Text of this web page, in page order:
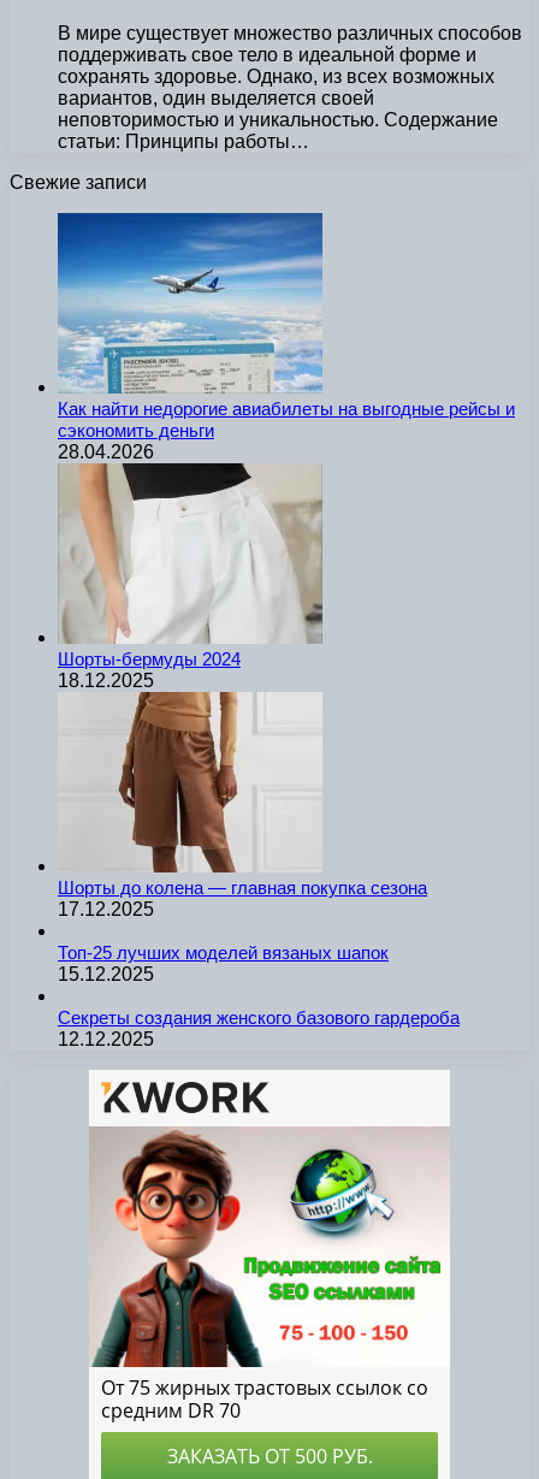
В мире существует множество различных способов
поддерживать свое тело в идеальной форме и
сохранять здоровье. Однако, из всех возможных
вариантов, один выделяется своей
неповторимостью и уникальностью. Содержание
статьи: Принципы работы…
Свежие записи
Как найти недорогие авиабилеты на выгодные рейсы и
сэкономить деньги
28.04.2026
Шорты-бермуды 2024
18.12.2025
Шорты до колена — главная покупка сезона
17.12.2025
Топ-25 лучших моделей вязаных шапок
15.12.2025
Секреты создания женского базового гардероба
12.12.2025